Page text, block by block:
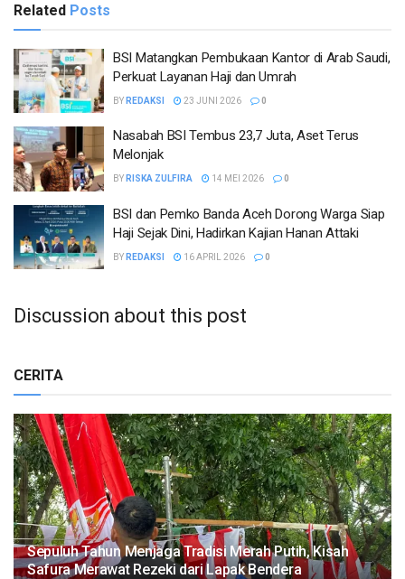
Related Posts
BSI Matangkan Pembukaan Kantor di Arab Saudi,
Perkuat Layanan Haji dan Umrah
BY REDAKSI 23 JUNI 2026 0
Nasabah BSI Tembus 23,7 Juta, Aset Terus
Melonjak
BY RISKA ZULFIRA 14 MEI 2026 0
BSI dan Pemko Banda Aceh Dorong Warga Siap
Haji Sejak Dini, Hadirkan Kajian Hanan Attaki
BY REDAKSI 16 APRIL 2026 0
Discussion about this post
CERITA
Sepuluh Tahun Menjaga Tradisi Merah Putih, Kisah
Safura Merawat Rezeki dari Lapak Bendera